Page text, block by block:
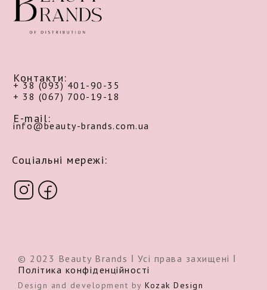
Контакти:
+ 38 (093) 401-90-35
+ 38 (067) 700-19-18
E-mail:
info@beauty-brands.com.ua
Соціальні мережі:
© 2023 Beauty Brands ǀ Усі права захищені ǀ
Політика конфіденційності
Design and development by Kozak Design